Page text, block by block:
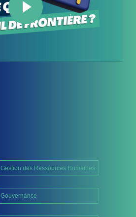
Gestion des Ressources Humaines
Gouvernance